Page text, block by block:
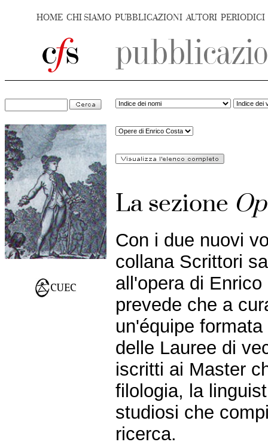
HOME CHI SIAMO PUBBLICAZIONI AUTORI PERIODICI
La sezione
Con i due nuovi
collana Scrittori
all'opera di
prevede che a
un'équipe
delle Lauree di
iscritti ai Master
filologia, la
studiosi che
ricerca.